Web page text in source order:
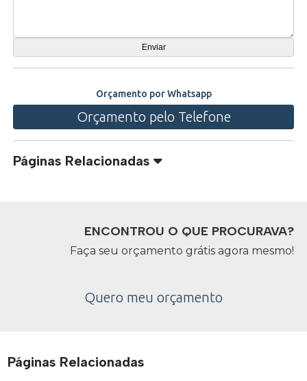
Orçamento por Whatsapp
Orçamento pelo Telefone
Páginas Relacionadas
ENCONTROU O QUE PROCURAVA?
Faça seu orçamento grátis agora mesmo!
Quero meu orçamento
Páginas Relacionadas